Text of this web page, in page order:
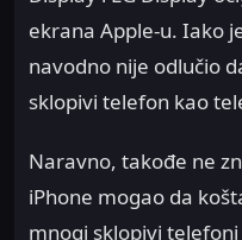
ekrana Apple-u. Iako
navodno nije odlučio
sklopivi telefon kao
Naravno, takođe ne
iPhone mogao da
mnogi sklopivi